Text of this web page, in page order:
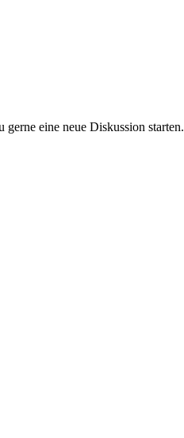
eine neue Diskussion starten.